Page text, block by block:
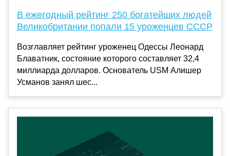
В ежегодный рейтинг 250 богатейших людей
Великобритании попали 15 уроженцев СССР
Возглавляет рейтинг уроженец Одессы Леонард
Блаватник, состояние которого составляет 32,4
миллиарда долларов. Основатель USM Алишер
Усманов занял шес...